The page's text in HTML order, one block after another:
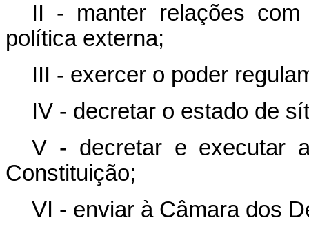
II - manter relações
política externa;
III - exercer o poder
IV - decretar o estado de
V - decretar e executar
Constituição;
VI - enviar à Câmara dos